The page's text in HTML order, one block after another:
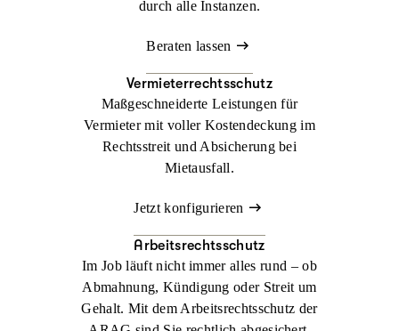
durch alle Instanzen.
Beraten lassen
Vermieterrechtsschutz
Maßgeschneiderte Leistungen für
Vermieter mit voller Kostendeckung im
Rechtsstreit und Absicherung bei
Mietausfall.
Jetzt konfigurieren
Arbeitsrechtsschutz
Im Job läuft nicht immer alles rund – ob
Abmahnung, Kündigung oder Streit um
Gehalt. Mit dem Arbeitsrechtsschutz der